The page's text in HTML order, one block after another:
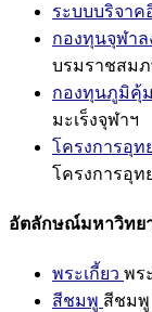
ระบบบริจาค
กองทุนจุฬา
บรมราชสม
กองทุนภูมิคุ้
มะเร็งจุฬาฯ
โครงการอุท
โครงการอุท
อัตลักษณ์มหาวิทย
พระเกี้ยว พร
สีชมพู สีชมพู